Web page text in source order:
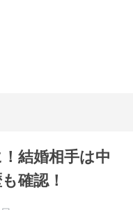
結婚相手は中
確認！